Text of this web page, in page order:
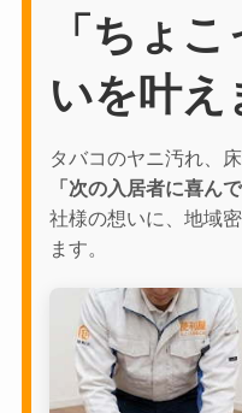
「ちょ
いを叶え
タバコのヤニ汚れ、
「次の入居者に喜ん
社様の想いに、地域
ます。